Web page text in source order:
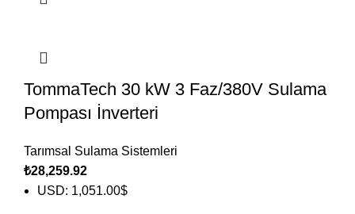
TommaTech 30 kW 3 Faz/380V Sulama
Pompası İnverteri
Tarımsal Sulama Sistemleri
₺28,259.92
USD: 1,051.00$